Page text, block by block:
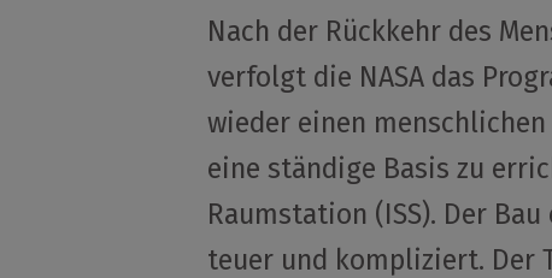
Nach der Rückkehr des
verfolgt die NASA das
wieder einen menschlichen
eine ständige Basis zu
Raumstation (ISS). Der
teuer und kompliziert. Der